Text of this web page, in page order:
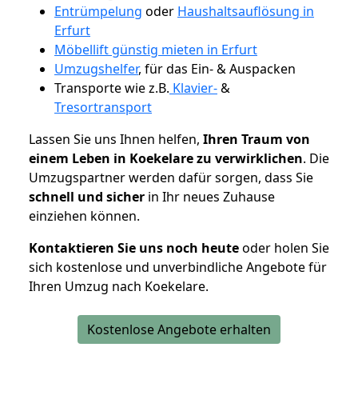
Entrümpelung oder Haushaltsauflösung in
Erfurt
Möbellift günstig mieten in Erfurt
Umzugshelfer, für das Ein- & Auspacken
Transporte wie z.B. Klavier-&
Tresortransport
Lassen Sie uns Ihnen helfen, Ihren Traum von
einem Leben in Koekelare zu verwirklichen. Die
Umzugspartner werden dafür sorgen, dass Sie
schnell und sicher in Ihr neues Zuhause
einziehen können.
Kontaktieren Sie uns noch heuteoder holen Sie
sich kostenlose und unverbindliche Angebote für
Ihren Umzug nach Koekelare.
Kostenlose Angebote erhalten